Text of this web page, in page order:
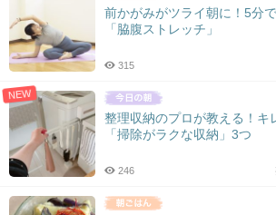
前かがみがツライ朝に！5分
「脇腹ストレッチ」
315
NEW
整理収納のプロが教える！キ
「掃除がラクな収納」3つ
246